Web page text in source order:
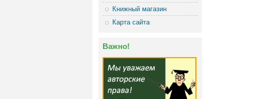
Книжный магазин
Карта сайта
Важно!